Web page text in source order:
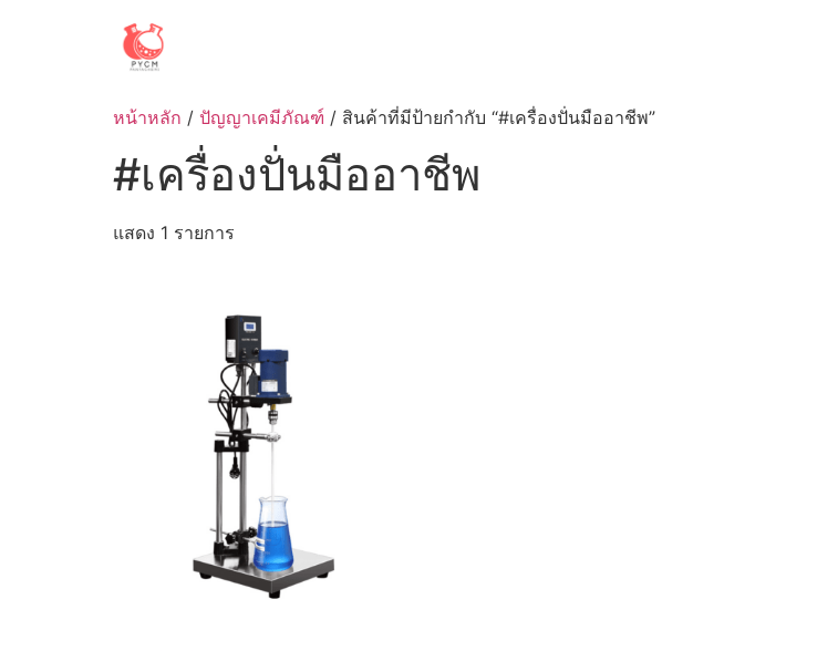
หน้าหลัก / ปัญญาเคมีภัณฑ์ / สินค้าที่มีป้ายกำกับ “#เครื่องปั่นมืออาชีพ”
#เครื่องปั่นมืออาชีพ
แสดง 1 รายการ